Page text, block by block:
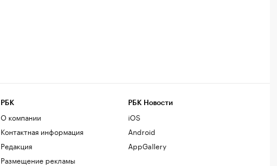
РБК
О компании
Контактная информация
Редакция
Размещение рекламы
РБК Новости
iOS
Android
AppGallery